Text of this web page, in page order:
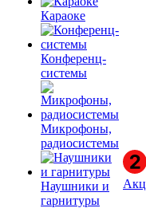
Караоке
Конференц-
системы
Микрофоны,
радиосистемы
Наушники и
гарнитуры